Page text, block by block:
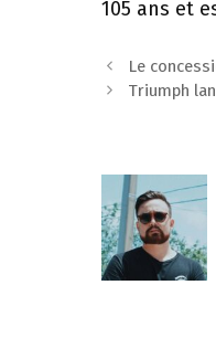
105 ans et
Navigation
des
Le
Triumph